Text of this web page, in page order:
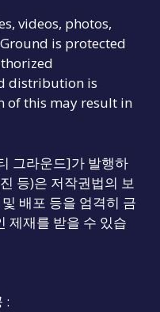
videos, photos,
is protected
distribution is
of this may result in
그라운드]가 발행하
등)은 저작권법의 보
배포 등을 엄격히 금
제재를 받을 수 있습
: